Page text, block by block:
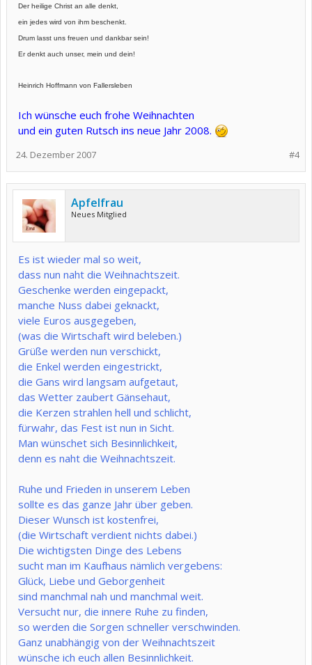
Der heilige Christ an alle denkt,
ein jedes wird von ihm beschenkt.
Drum lasst uns freuen und dankbar sein!
Er denkt auch unser, mein und dein!
Heinrich Hoffmann von Fallersleben
Ich wünsche euch frohe Weihnachten
und ein guten Rutsch ins neue Jahr 2008.
#4
24. Dezember 2007
Apfelfrau
Neues Mitglied
Es ist wieder mal so weit,
dass nun naht die Weihnachtszeit.
Geschenke werden eingepackt,
manche Nuss dabei geknackt,
viele Euros ausgegeben,
(was die Wirtschaft wird beleben.)
Grüße werden nun verschickt,
die Enkel werden eingestrickt,
die Gans wird langsam aufgetaut,
das Wetter zaubert Gänsehaut,
die Kerzen strahlen hell und schlicht,
fürwahr, das Fest ist nun in Sicht.
Man wünschet sich Besinnlichkeit,
denn es naht die Weihnachtszeit.
Ruhe und Frieden in unserem Leben
sollte es das ganze Jahr über geben.
Dieser Wunsch ist kostenfrei,
(die Wirtschaft verdient nichts dabei.)
Die wichtigsten Dinge des Lebens
sucht man im Kaufhaus nämlich vergebens:
Glück, Liebe und Geborgenheit
sind manchmal nah und manchmal weit.
Versucht nur, die innere Ruhe zu finden,
so werden die Sorgen schneller verschwinden.
Ganz unabhängig von der Weihnachtszeit
wünsche ich euch allen Besinnlichkeit.